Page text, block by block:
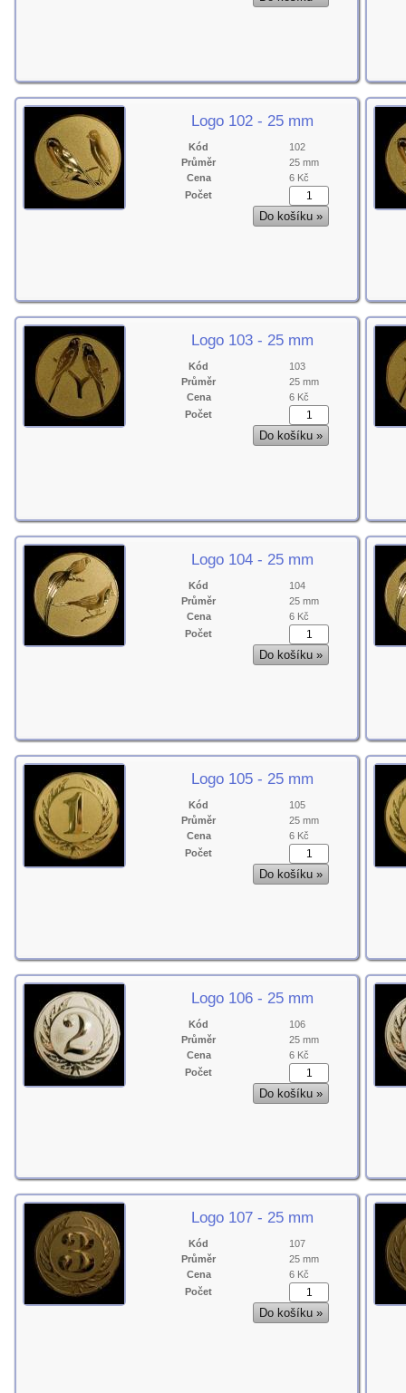
Logo 102 - 25 mm
Kód
102
Průměr
25 mm
Cena
6 Kč
Počet
Logo 103 - 25 mm
Kód
103
Průměr
25 mm
Cena
6 Kč
Počet
Logo 104 - 25 mm
Kód
104
Průměr
25 mm
Cena
6 Kč
Počet
Logo 105 - 25 mm
Kód
105
Průměr
25 mm
Cena
6 Kč
Počet
Logo 106 - 25 mm
Kód
106
Průměr
25 mm
Cena
6 Kč
Počet
Logo 107 - 25 mm
Kód
107
Průměr
25 mm
Cena
6 Kč
Počet